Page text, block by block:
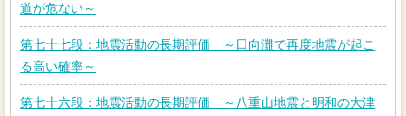
道が危ない～
第七十七段：地震活動の長期評価 ～日向灘で再度地震が起こ
る高い確率～
第七十六段：地震活動の長期評価 ～八重山地震と明和の大津